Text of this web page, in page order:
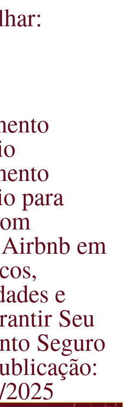
para
em
e
Seu
Seguro